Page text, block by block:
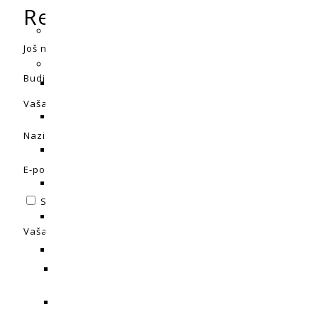
Recenzije
Još nema recenzija.
Budite prvi koji će recenzirati “Mills Vitalize”
Vaša adresa e-pošte neće biti objavljena.
Naziv
E-pošta
Spremi moje ime, e-poštu i web-stranicu u ovom
Vaša ocjena